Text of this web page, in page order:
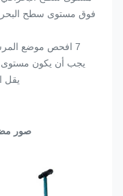
فوق مستوى سطح البحر ،
7 افحص موضع المرشح
يقل المرشح عن 0.5 متر
صور مضخة